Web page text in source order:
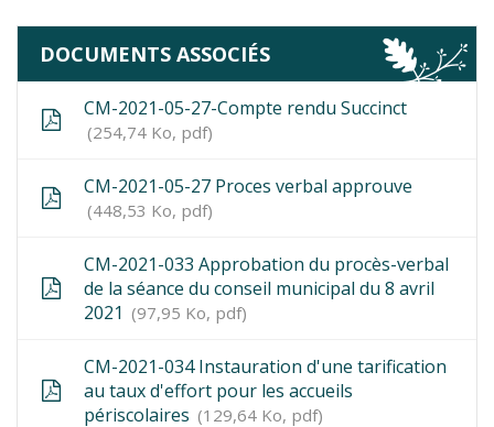
DOCUMENTS ASSOCIÉS
CM-2021-05-27-Compte rendu Succinct
254,74 Ko, pdf
CM-2021-05-27 Proces verbal approuve
448,53 Ko, pdf
CM-2021-033 Approbation du procès-verbal
de la séance du conseil municipal du 8 avril
2021
97,95 Ko, pdf
CM-2021-034 Instauration d'une tarification
au taux d'effort pour les accueils
périscolaires
129,64 Ko, pdf